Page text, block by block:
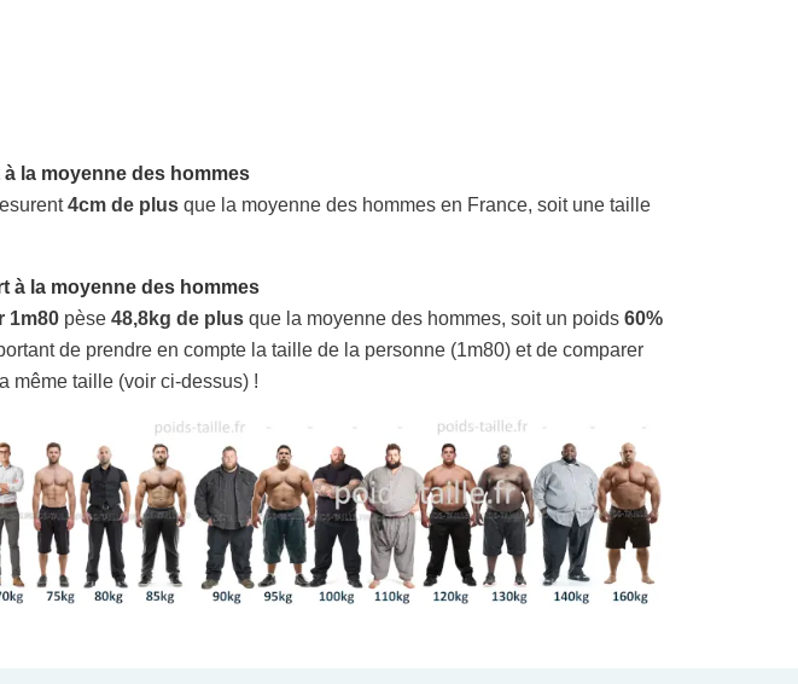
la moyenne des hommes
4cm de plus que la moyenne des hommes en France, soit une taille
à la moyenne des hommes
1m80 pèse 48,8kg de plus que la moyenne des hommes, soit un poids 60%
de prendre en compte la taille de la personne (1m80) et de comparer
même taille (voir ci-dessus) !